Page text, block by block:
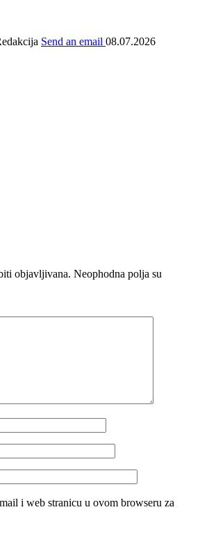
Send an email 08.07.2026
objavljivana. Neophodna polja su
i web stranicu u ovom browseru za